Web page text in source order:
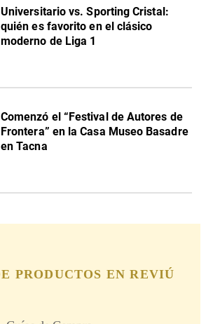
Universitario vs. Sporting Cristal:
quién es favorito en el clásico
moderno de Liga 1
Comenzó el “Festival de Autores de
Frontera” en la Casa Museo Basadre
en Tacna